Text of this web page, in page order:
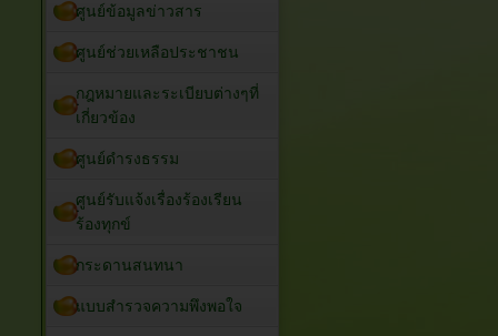
ศูนย์ข้อมูลข่าวสาร
ศูนย์ช่วยเหลือประชาชน
กฎหมายและระเบียบต่างๆที่
เกี่ยวข้อง
ศูนย์ดำรงธรรม
ศูนย์รับแจ้งเรื่องร้องเรียน
ร้องทุกข์
กระดานสนทนา
แบบสำรวจความพึงพอใจ